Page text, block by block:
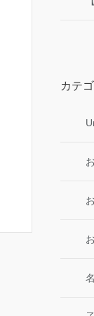
カテ